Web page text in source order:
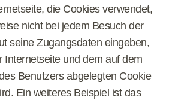
die Cookies verwendet,
nicht bei jedem Besuch der
seine Zugangsdaten eingeben,
Internetseite und dem auf dem
Benutzers abgelegten Cookie
Ein weiteres Beispiel ist das